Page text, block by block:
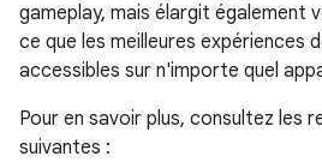
gameplay, mais élargit également
ce que les meilleures expériences
accessibles sur n'importe quel
Pour en savoir plus, consultez les
suivantes :